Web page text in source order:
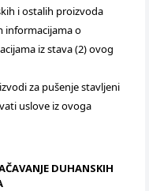
i ostalih proizvoda
informacijama o
iz stava (2) ovog
za pušenje stavljeni
uslove iz ovoga
DUHANSKIH